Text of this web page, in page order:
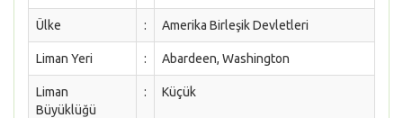
Ülke : Amerika Birleşik Devletleri
Liman Yeri : Abardeen, Washington
Liman
Büyüklüğü
: Küçük